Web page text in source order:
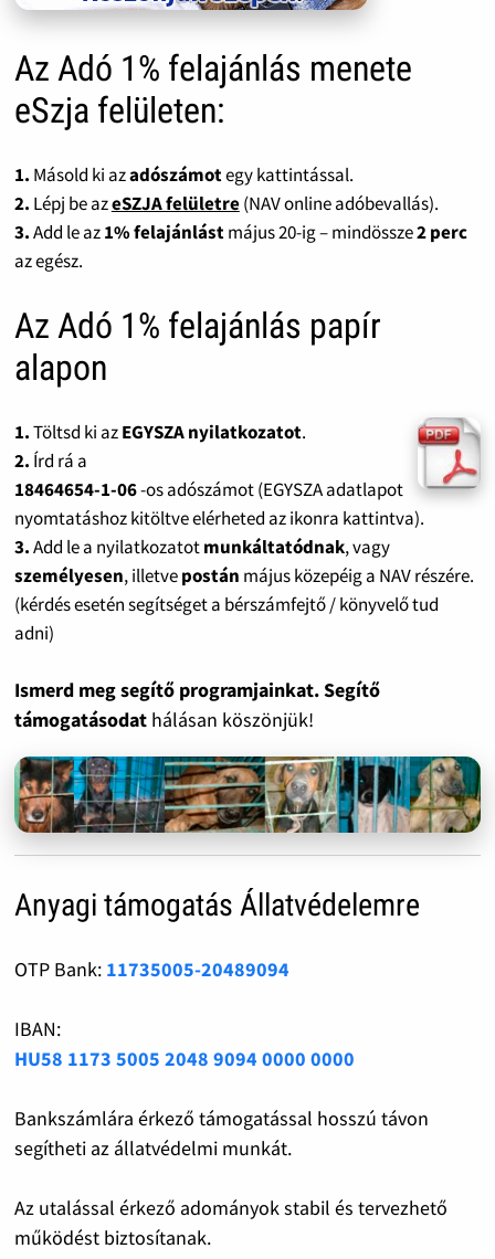
Az Adó 1% felajánlás menete
eSzja felületen:
1. Másold ki azadószámotegy kattintással.
2. Lépj be azeSZJA felületre(NAV online adóbevallás).
3.Add le az1% felajánlástmájus 20-ig – mindössze2 perc
az egész.
Az Adó 1% felajánlás papír
alapon
1.Töltsd ki azEGYSZA nyilatkozatot.
2. Írd rá a
18464654-1-06-os adószámot (EGYSZA adatlapot
nyomtatáshoz kitöltve elérheted az ikonra kattintva).
3.Add le a nyilatkozatotmunkáltatódnak, vagy
személyesen, illetvepostán május közepéig a NAV részére.
(kérdés esetén segítséget a bérszámfejtő / könyvelő tud
adni)
Ismerd meg segítő programjainkat. Segítő
támogatásodat hálásan köszönjük!
Anyagi támogatás Állatvédelemre
OTP Bank: 11735005-20489094
IBAN:
HU58 1173 5005 2048 9094 0000 0000
Bankszámlára érkező támogatással hosszú távon
segítheti az állatvédelmi munkát.
Az utalással érkező adományok stabil és tervezhető
működést biztosítanak.